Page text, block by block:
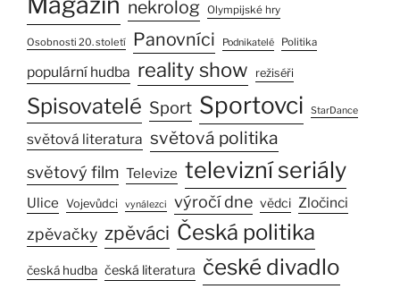
nekrolog Olympijské hry
Osobnosti 20. století Panovníci Podnikatelé Politika
populární hudba reality show režiséři
Spisovatelé Sport Sportovci StarDance
světová literatura světová politika
světový film Televize televizní seriály
Ulice Vojevůdci vynálezci výročí dne vědci Zločinci
zpěvačky zpěváci Česká politika
česká hudba česká literatura české divadlo